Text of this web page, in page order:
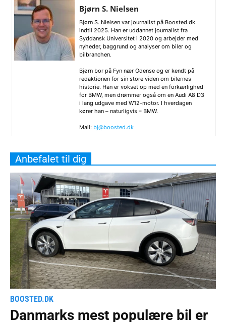
Bjørn S. Nielsen
Bjørn S. Nielsen var journalist på Boosted.dk
indtil 2025. Han er uddannet journalist fra
Syddansk Universitet i 2020 og arbejder med
nyheder, baggrund og analyser om biler og
bilbranchen.
Bjørn bor på Fyn nær Odense og er kendt på
redaktionen for sin store viden om bilernes
historie. Han er vokset op med en forkærlighed
for BMW, men drømmer også om en Audi A8 D3
i lang udgave med W12-motor. I hverdagen
kører han – naturligvis – BMW.
Mail: bj@boosted.dk